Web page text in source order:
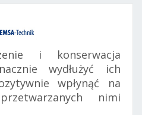
i konserwacja
wydłużyć ich
wpłynąć na
nimi